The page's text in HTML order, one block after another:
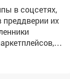
в соцсетях,
преддверии их